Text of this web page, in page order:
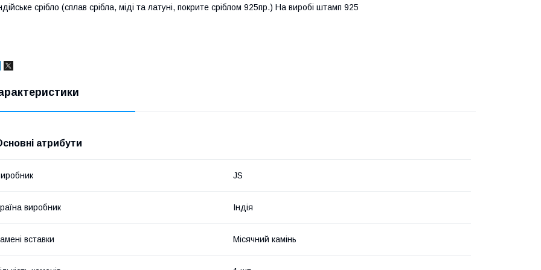
срібло (сплав срібла, міді та латуні, покрите сріблом 925пр.) На виробі штамп 925
атрибути
JS
виробник Індія
вставки Місячний камінь